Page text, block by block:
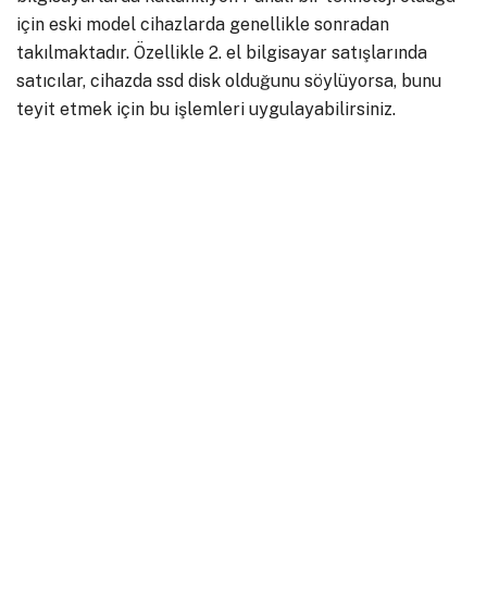
için eski model cihazlarda genellikle sonradan
takılmaktadır. Özellikle 2. el bilgisayar satışlarında
satıcılar, cihazda ssd disk olduğunu söylüyorsa, bunu
teyit etmek için bu işlemleri uygulayabilirsiniz.